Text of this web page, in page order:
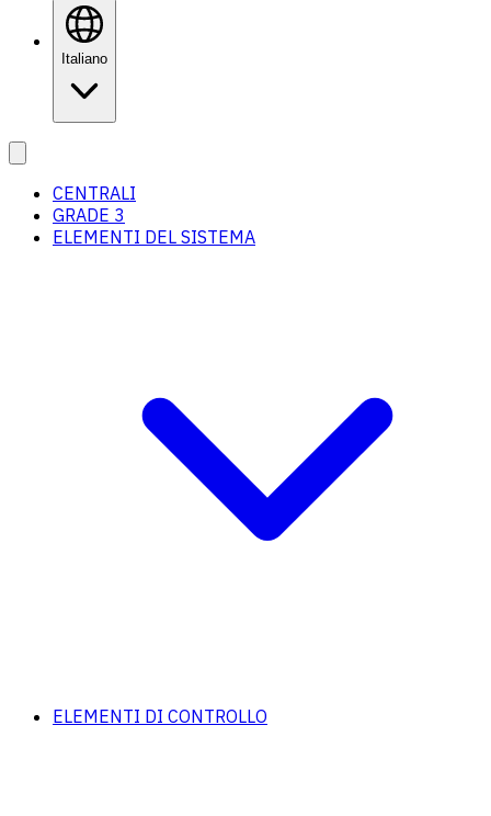
Italiano
CENTRALI
GRADE 3
ELEMENTI DEL SISTEMA
ELEMENTI DI CONTROLLO